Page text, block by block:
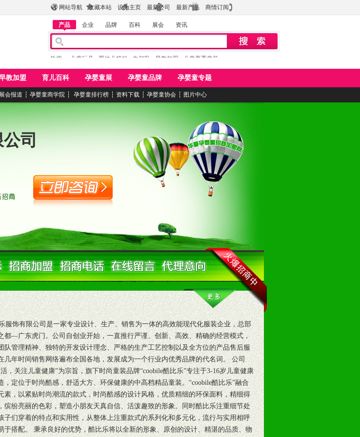
网站导航 收藏本站 设为主页 最新公司 最新产品 商情订阅
产品 企业 品牌 百科 展会 资讯
热搜： 儿童玩具 婴幼儿奶粉 牛初乳 早教加盟 儿童夏季童装
教加盟 育儿百科 孕婴童展 孕婴童品牌 孕婴童专题
展会报道 ┆ 孕婴童商学院 ┆ 孕婴童排行榜 ┆ 资料下载 ┆ 孕婴童协会 ┆ 图片中心
司
饰有限公司是一家专业设计、生产、销售为一体的高效能现代化服装企业，总部
都—广东虎门。公司自创业开始，一直推行严谨、创新、高效、精确的经营模式，
队管理精神、独特的开发设计理念、严格的生产工艺控制以及全方位的产品售后服
几年时间销售网络遍布全国各地，发展成为一个行业内优秀品牌的代名词。 公司
，关注儿童健康”为宗旨，旗下时尚童装品牌“coobile酷比乐”专注于3-16岁儿童健康
，定位于时尚酷感，舒适大方、环保健康的中高档精品童装。“coobile酷比乐”融合
素，以紧贴时尚潮流的款式，时尚酷感的设计风格，优质精细的环保面料，精细得
缤纷亮丽的色彩，塑造小朋友天真自信、活泼趣致的形象。同时酷比乐注重细节处
子们穿着的特点和实用性，从整体上注重款式的系列化和多元化，流行与实用相呼
于搭配。 秉承良好的优势，酷比乐将以全新的形象、原创的设计、精湛的品质、物